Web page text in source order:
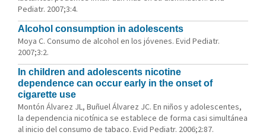
Pediatr. 2007;3:4.
Alcohol consumption in adolescents
Moya C. Consumo de alcohol en los jóvenes. Evid Pediatr.
2007;3:2.
In children and adolescents nicotine
dependence can occur early in the onset of
cigarette use
Montón Álvarez JL, Buñuel Álvarez JC. En niños y adolescentes,
la dependencia nicotínica se establece de forma casi simultánea
al inicio del consumo de tabaco. Evid Pediatr. 2006;2:87.